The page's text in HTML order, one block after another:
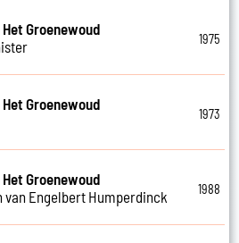
Groenewoud
1975
Groenewoud
1973
Groenewoud
van Engelbert Humperdinck
1988